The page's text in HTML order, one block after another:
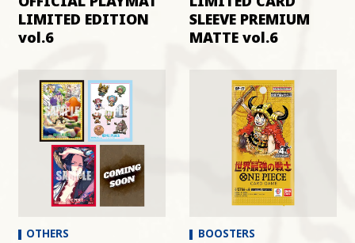
LIMITED EDITION
vol.6
SLEEVE PREMIUM
MATTE vol.6
OTHERS BOOSTERS